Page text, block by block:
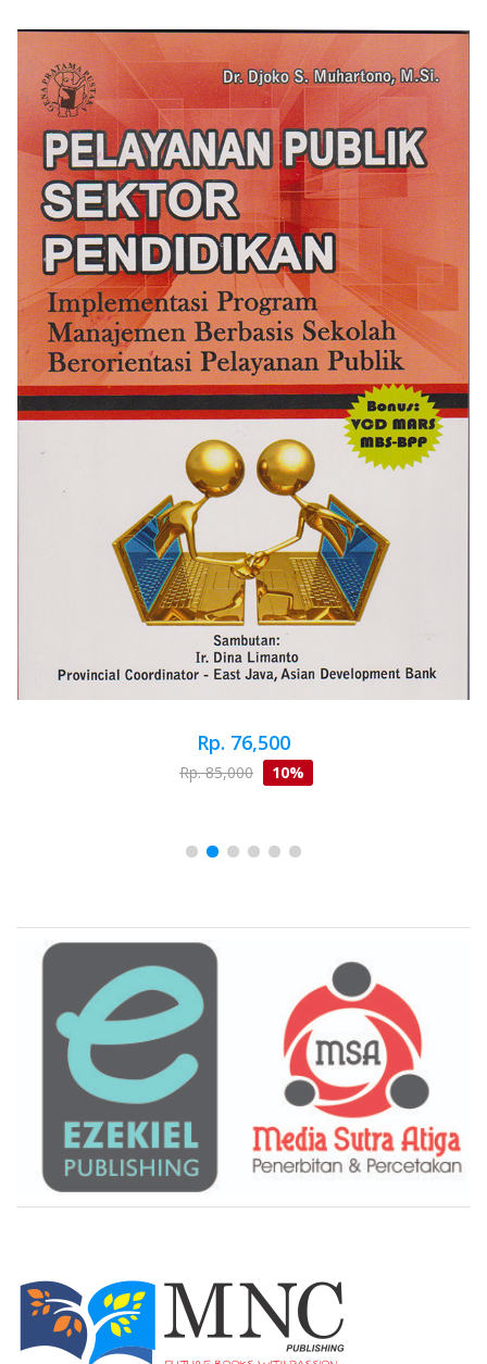
Rp. 76,500
Rp. 85,000 10%
Brand Slider